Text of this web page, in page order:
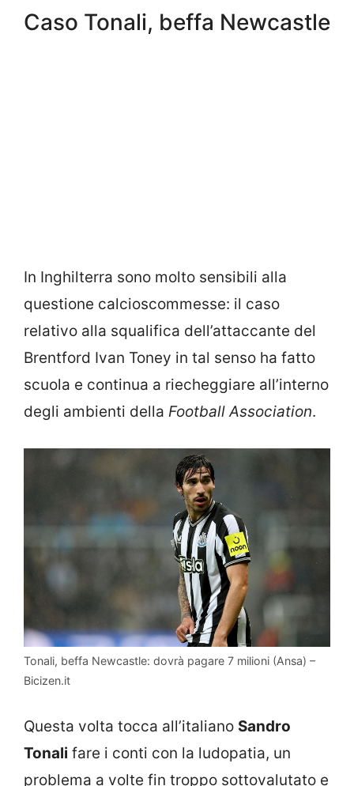
Caso Tonali, beffa Newcastle
In Inghilterra sono molto sensibili alla
questione calcioscommesse: il caso
relativo alla squalifica dell’attaccante del
Brentford Ivan Toney in tal senso ha fatto
scuola e continua a riecheggiare all’interno
degli ambienti della Football Association.
Tonali, beffa Newcastle: dovrà pagare 7 milioni (Ansa) –
Bicizen.it
Questa volta tocca all’italiano Sandro
Tonali fare i conti con la ludopatia, un
problema a volte fin troppo sottovalutato e